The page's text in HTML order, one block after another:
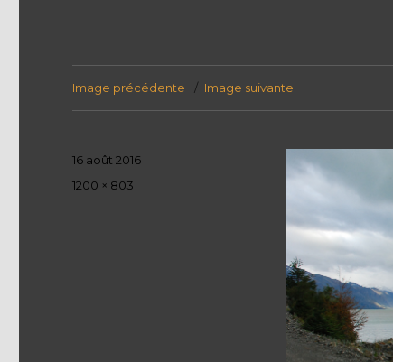
Image précédente Image suivante
Publié
le
16 août 2016
Taille
1200 × 803